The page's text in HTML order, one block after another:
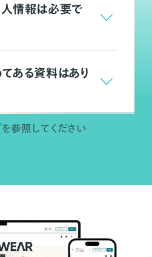
人情報は必要で
ある資料はあり
を参照してください